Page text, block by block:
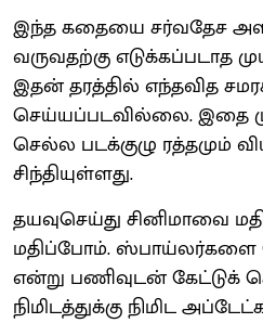
இந்த கதையை சர்வதேச
வருவதற்கு எடுக்கப்படாத
இதன் தரத்தில் எந்தவித
செய்யப்படவில்லை. இதை
செல்ல படக்குழு ரத்தமும்
சிந்தியுள்ளது.
தயவுசெய்து சினிமாவை
மதிப்போம்.
என்று பணிவுடன் கேட்டுக்
நிமிடத்துக்கு நிமிட